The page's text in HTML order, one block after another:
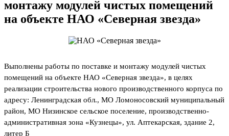
монтажу модулей чистых помещений
на объекте НАО «Северная звезда»
Выполнены работы по поставке и монтажу модулей чистых
помещений на объекте НАО «Северная звезда», в целях
реализации строительства нового производственного корпуса по
адресу: Ленинградская обл., МО Ломоносовский муниципальный
район, МО Низинское сельское поселение, производственно-
административная зона «Кузнецы», ул. Аптекарская, здание 2,
литер Б